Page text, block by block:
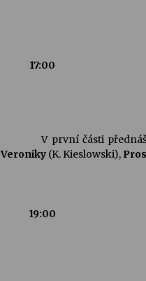
17:00
V první části
Veroniky (K. Kieslowski),
19:00